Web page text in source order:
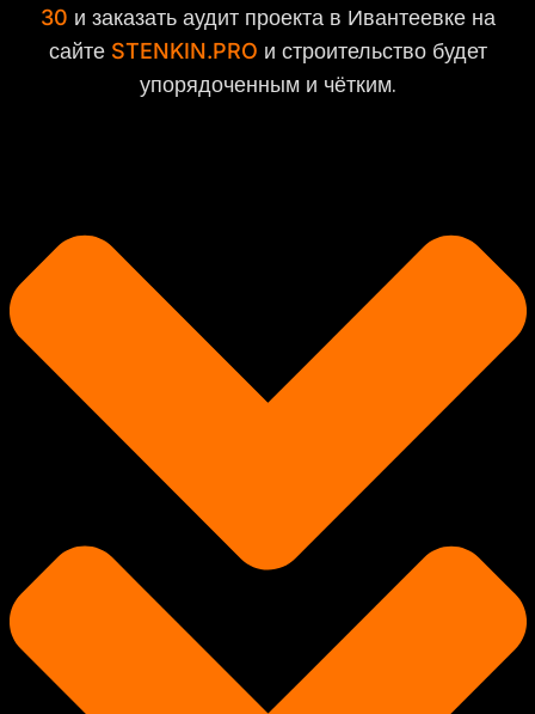
30 и заказать аудит проекта в Ивантеевке на
сайте STENKIN.PRO и строительство будет
упорядоченным и чётким.